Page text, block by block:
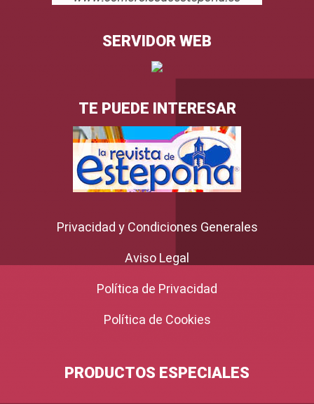
SERVIDOR WEB
TE PUEDE INTERESAR
Privacidad y Condiciones Generales
Aviso Legal
Política de Privacidad
Política de Cookies
PRODUCTOS ESPECIALES